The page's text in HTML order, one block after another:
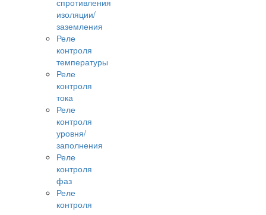
спротивления
изоляции/
заземления
Реле
контроля
температуры
Реле
контроля
тока
Реле
контроля
уровня/
заполнения
Реле
контроля
фаз
Реле
контроля